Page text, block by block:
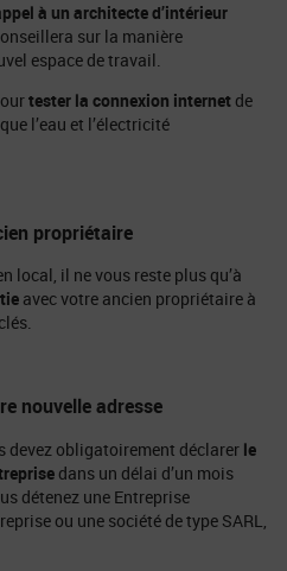
à un architecte d’intérieur
sur la manière
espace de travail.
tester la connexion internet de
l’eau et l’électricité
propriétaire
local, il ne vous reste plus qu’à
avec votre ancien propriétaire à
nouvelle adresse
devez obligatoirement déclarer le
dans un délai d’un mois
détenez une Entreprise
ou une société de type SARL,